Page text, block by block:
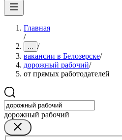
Главная
/
... /
вакансии в Белозерске/
дорожный рабочий/
от прямых работодателей
дорожный рабочий